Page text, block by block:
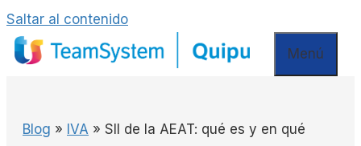
Saltar al contenido
Menú
Blog » IVA » SII de la AEAT: qué es y en qué